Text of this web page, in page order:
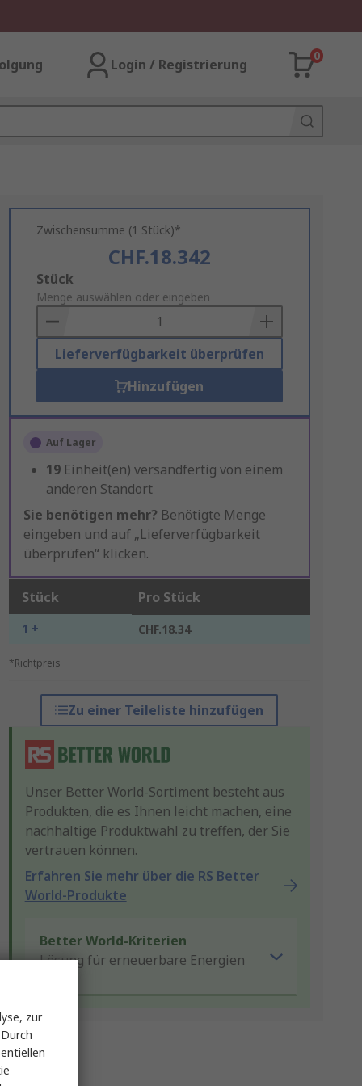
Login / Registrierung
0
Zwischensumme (1 Stück)*
CHF.18.342
Add
to
Basket
Stück
Menge auswählen oder eingeben
Lieferverfügbarkeit überprüfen
Hinzufügen
Auf Lager
19 Einheit(en) versandfertig von einem
anderen Standort
Sie benötigen mehr? Benötigte Menge
eingeben und auf „Lieferverfügbarkeit
überprüfen“ klicken.
Stück Pro Stück
1 + CHF.18.34
*Richtpreis
Zu einer Teileliste hinzufügen
Unser Better World-Sortiment besteht aus
Produkten, die es Ihnen leicht machen, eine
nachhaltige Produktwahl zu treffen, der Sie
vertrauen können.
Erfahren Sie mehr über die RS Better
World-Produkte
Better World-Kriterien
Lösung für erneuerbare Energien
zur